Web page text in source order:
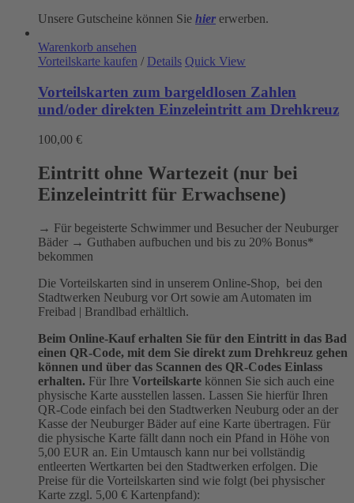
Unsere Gutscheine können Sie hier erwerben.
Warenkorb ansehen
Vorteilskarte kaufen / Details Quick View
Vorteilskarten zum bargeldlosen Zahlen
und/oder direkten Einzeleintritt am Drehkreuz
100,00 €
Eintritt ohne Wartezeit (nur bei
Einzeleintritt für Erwachsene)
→ Für begeisterte Schwimmer und Besucher der Neuburger
Bäder → Guthaben aufbuchen und bis zu 20% Bonus*
bekommen
Die Vorteilskarten sind in unserem Online-Shop, bei den
Stadtwerken Neuburg vor Ort sowie am Automaten im
Freibad | Brandlbad erhältlich.
Beim Online-Kauf erhalten Sie für den Eintritt in das Bad
einen QR-Code, mit dem Sie direkt zum Drehkreuz gehen
können und über das Scannen des QR-Codes Einlass
erhalten. Für Ihre Vorteilskarte können Sie sich auch eine
physische Karte ausstellen lassen. Lassen Sie hierfür Ihren
QR-Code einfach bei den Stadtwerken Neuburg oder an der
Kasse der Neuburger Bäder auf eine Karte übertragen. Für
die physische Karte fällt dann noch ein Pfand in Höhe von
5,00 EUR an. Ein Umtausch kann nur bei vollständig
entleerten Wertkarten bei den Stadtwerken erfolgen. Die
Preise für die Vorteilskarten sind wie folgt (bei physischer
Karte zzgl. 5,00 € Kartenpfand):